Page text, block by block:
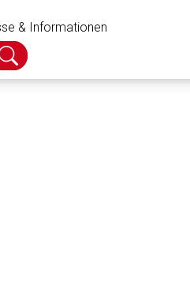
& Informationen